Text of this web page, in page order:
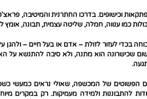
וכישופים. בדרכו החתרנית והמיטיבה,
כמו ענווה, חמלה, שליטה עצמית, תבונה, אומץ
לעזור לזולת – אדם או בעל חיים – ולהגן
שכישרונה הוא מתנה, ולא סיבה להתנשא על
הפשוטים של המכשפה, שאולי נראים כמעשי
להתבוננות ולמידה מעמיקות. רק במקרים